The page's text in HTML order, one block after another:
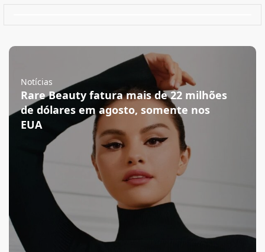
Notícias
Rare Beauty fatura mais de 22 milhões
de dólares em agosto, somente nos
EUA